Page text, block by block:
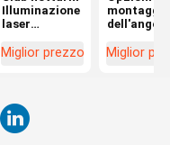
Illuminazione
laser
Materiale di
tecnologia e
design di
raffreddamento
Miglior prezzo
montaggio
dell'angolo
regolabile
Miglior